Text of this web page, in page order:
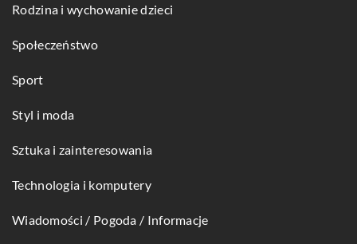
Rodzina i wychowanie dzieci
Społeczeństwo
Sport
Styl i moda
Sztuka i zainteresowania
Technologia i komputery
Wiadomości / Pogoda / Informacje